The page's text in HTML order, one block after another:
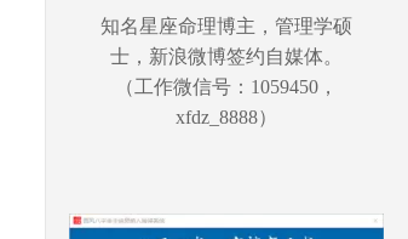
知名星座命理博主，管理学硕
士，新浪微博签约自媒体。
（工作微信号：1059450，
xfdz_8888）